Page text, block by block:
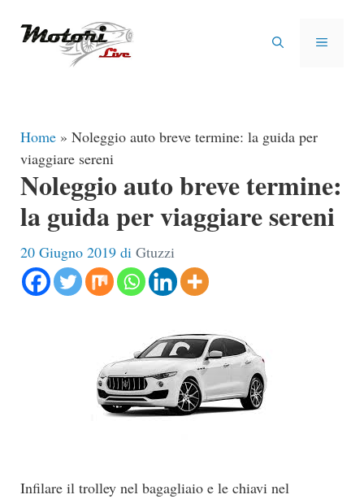
MENU
Home » Noleggio auto breve termine: la guida per
viaggiare sereni
Noleggio auto breve termine:
la guida per viaggiare sereni
20 Giugno 2019 di Gtuzzi
Infilare il trolley nel bagagliaio e le chiavi nel